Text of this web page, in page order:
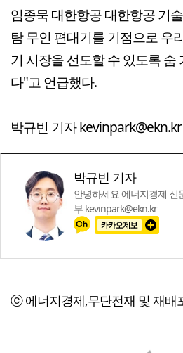
임종묵 대한항공 대한항공 기
탐 무인 편대기를 기점으로 우
기 시장을 선도할 수 있도록 숨
다"고 언급했다.
박규빈 기자 kevinpark@ekn.kr
박규빈 기자
안녕하세요 에너지경제 신
부 kevinpark@ekn.kr
ⓒ 에너지경제,무단전재 및 재배